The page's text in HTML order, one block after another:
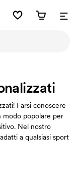
Farsi conoscere
modo popolare per
Nel nostro
a qualsiasi sport